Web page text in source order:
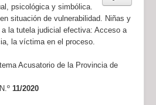
psicológica y simbólica.
situación de vulnerabilidad. Niñas y
la tutela judicial efectiva: Acceso a
la víctima en el proceso.
Acusatorio de la Provincia de
11/2020